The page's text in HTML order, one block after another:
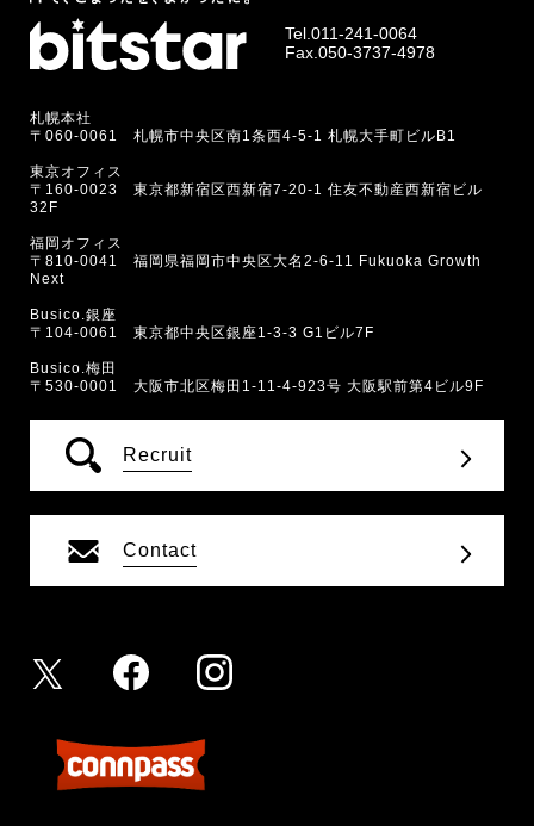
Tel. 011-241-0064
Fax.050-3737-4978
札幌本社
〒060-0061 札幌市中央区南1条西4-5-1 札幌大手町ビルB1
東京オフィス
〒160-0023 東京都新宿区西新宿7-20-1 住友不動産西新宿ビル
32F
福岡オフィス
〒810-0041 福岡県福岡市中央区大名2-6-11 Fukuoka Growth
Next
Busico.銀座
〒104-0061 東京都中央区銀座1-3-3 G1ビル7F
Busico.梅田
〒530-0001 大阪市北区梅田1-11-4-923号 大阪駅前第4ビル9F
Recruit
Contact